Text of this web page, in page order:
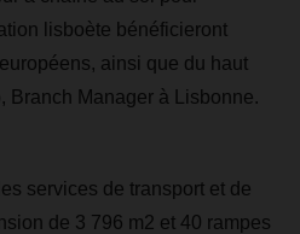
lisboète bénéficieront
ainsi que du haut
Branch Manager à Lisbonne.
services de transport et de
de 3 796 m2 et 40 rampes